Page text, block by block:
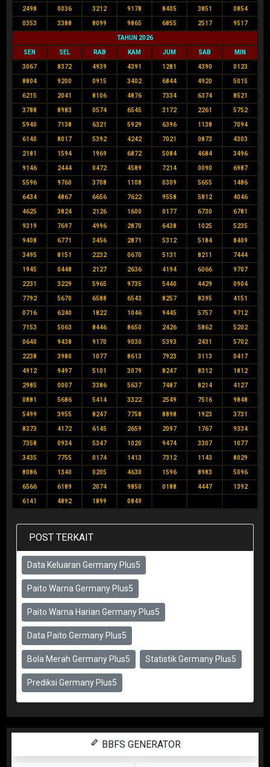
2498 0036 3212 9178 8405 3851 0854
0353 3388 8099 9865 6855 2517 9517
TAHUN 2026
SEN SEL RAB KAM JUM SAB MIN
3067 8372 4939 4391 1281 4390 0123
8804 9200 0915 3402 6844 4920 5015
6215 2041 8106 4876 7334 6374 8521
3788 8983 0574 6545 3172 2261 5752
5940 7138 6321 5929 6396 1138 7094
6140 8017 5392 4242 7021 0873 4303
2181 1594 1969 6872 5084 4684 3496
9146 2444 0472 4589 7214 0090 6987
5596 9760 3708 1108 0309 5655 1486
6434 4867 6656 7622 9558 5812 4046
4625 3824 2126 1600 0177 6730 6781
9319 7697 4996 2870 6438 1025 5235
9408 6771 3456 2871 5312 5184 8409
3495 8151 2232 0670 5131 8211 7444
1945 0448 2127 2636 4194 6066 9707
2231 3229 5965 9735 5440 4429 0904
7792 5670 6588 6543 8257 8395 4151
0716 6240 1822 1046 9445 5757 9712
7153 5063 8446 8650 2426 5862 5202
0640 9438 9170 9030 5393 2431 5702
2238 3980 1077 8613 7923 3113 0417
4912 9497 5101 3079 8247 8312 1812
2985 0007 3386 5637 7487 8214 4127
0881 5686 5414 3322 2549 7516 9848
5499 3955 8247 7758 8898 1923 3731
8373 4172 6145 2659 2097 1767 9334
7358 0934 5347 1020 9474 3307 1077
3435 7755 0174 1413 7312 1143 8029
8086 1340 0205 4630 1596 8983 5096
6566 6189 2074 9850 0188 4447 1392
6141 4892 1899 0849
POST TERKAIT
Data Keluaran Germany Plus5
Paito Warna Germany Plus5
Paito Warna Harian Germany Plus5
Data Paito Germany Plus5
Bola Merah Germany Plus5 Statistik Germany Plus5
Prediksi Germany Plus5
BBFS GENERATOR